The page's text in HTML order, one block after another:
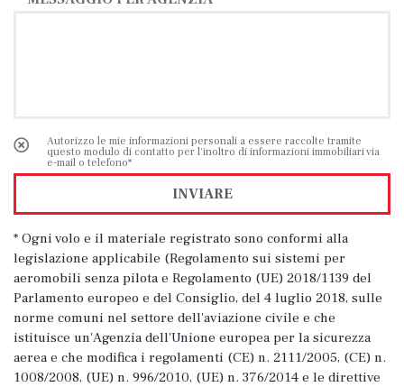
Autorizzo le mie informazioni personali a essere raccolte tramite
questo modulo di contatto per l'inoltro di informazioni immobiliari via
e-mail o telefono*
INVIARE
* Ogni volo e il materiale registrato sono conformi alla
legislazione applicabile (Regolamento sui sistemi per
aeromobili senza pilota e Regolamento (UE) 2018/1139 del
Parlamento europeo e del Consiglio, del 4 luglio 2018, sulle
norme comuni nel settore dell'aviazione civile e che
istituisce un'Agenzia dell'Unione europea per la sicurezza
aerea e che modifica i regolamenti (CE) n. 2111/2005, (CE) n.
1008/2008, (UE) n. 996/2010, (UE) n. 376/2014 e le direttive